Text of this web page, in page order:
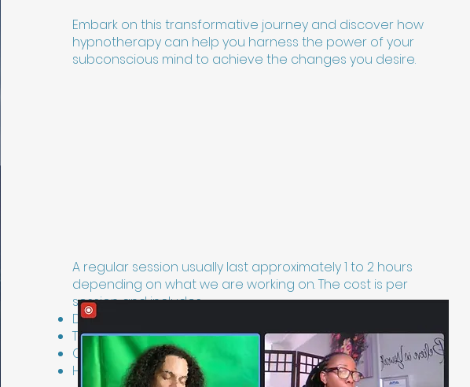
Embark on this transformative journey and discover how
hypnotherapy can help you harness the power of your
subconscious mind to achieve the changes you desire.
A regular session usually last approximately 1 to 2 hours
depending on what we are working on. The cost is per
session and includes:
Discuss presenting issues
The theory of mind
Questionnaire & Test
Hypnosis